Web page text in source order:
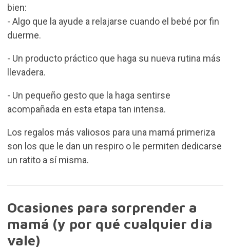
bien:
- Algo que la ayude a relajarse cuando el bebé por fin
duerme.
- Un producto práctico que haga su nueva rutina más
llevadera.
- Un pequeño gesto que la haga sentirse
acompañada en esta etapa tan intensa.
Los regalos más valiosos para una mamá primeriza
son los que le dan un respiro o le permiten dedicarse
un ratito a sí misma.
Ocasiones para sorprender a
mamá (y por qué cualquier día
vale)